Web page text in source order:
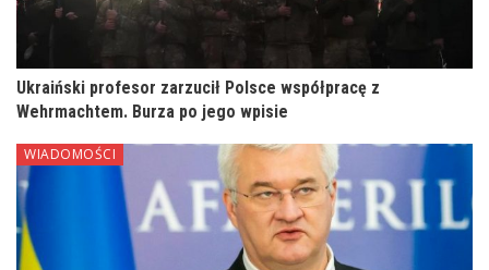
Ukraiński profesor zarzucił Polsce współpracę z
Wehrmachtem. Burza po jego wpisie
WIADOMOŚCI